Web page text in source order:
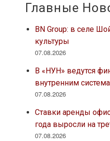
Главные
BN Group: в селе
культуры
07.08.2026
В «НУН» ведутся
внутренним
07.08.2026
Ставки аренды
года выросли на
07.08.2026